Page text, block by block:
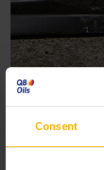
Consent